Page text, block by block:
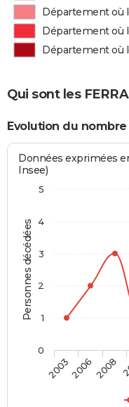
Département où
Département où
Département où
Qui sont les
Evolution du nombre
Personnes décédées
Données exprimées
Insee)
200320062008
0
1
2
3
4
5